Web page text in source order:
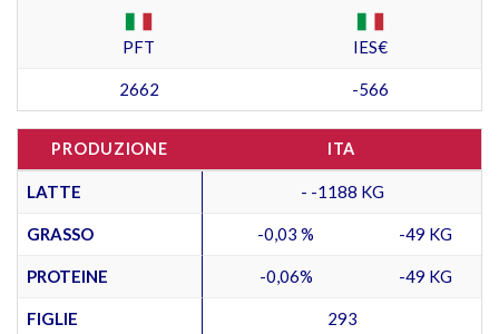
PFT IES€
2662 -566
PRODUZIONE ITA
LATTE - -1188 KG
GRASSO -0,03 % -49 KG
PROTEINE -0,06% -49 KG
FIGLIE 293